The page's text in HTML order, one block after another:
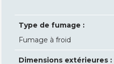
Type de fumage :
Fumage à froid
Dimensions extérieures :